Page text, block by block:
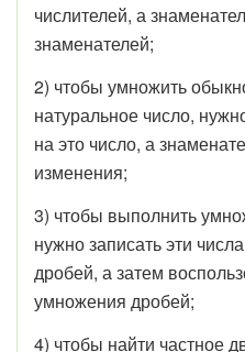
числителей, а
знаменателей;
2) чтобы умножить
натуральное число,
на это число, а
изменения;
3) чтобы выполнить
нужно записать эти
дробей, а затем
умножения дробей;
4) чтобы найти частное